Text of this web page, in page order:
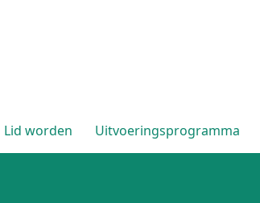
Lid worden Uitvoeringsprogramma